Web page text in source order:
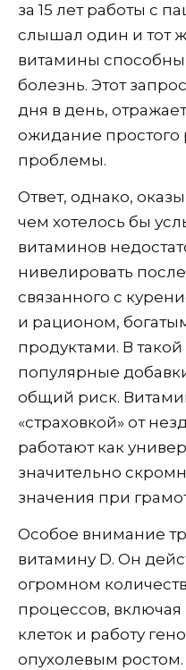
за 15 лет работы с
слышал один и тот
витамины способны
болезнь. Этот
дня в день,
ожидание
проблемы.
Ответ, однако,
чем хотелось бы
витаминов
нивелировать
связанного с
и рационом,
продуктами. В
популярные
общий риск.
«страховкой» от
работают как
значительно
значения при
Особое внимание
витамину D. Он
огромном
процессов,
клеток и работу
опухолевым